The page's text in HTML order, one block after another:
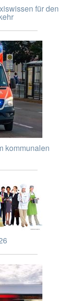
für den
kommunalen